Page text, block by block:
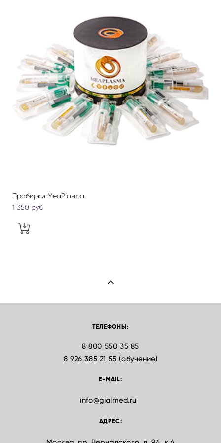
Пробирки MeaPlasma
1 350 pуб.
ТЕЛЕФОНЫ:
8 800 550 35 85
8 926 385 21 55 (обучение)
E-MAIL:
info@gialmed.ru
АДРЕС: